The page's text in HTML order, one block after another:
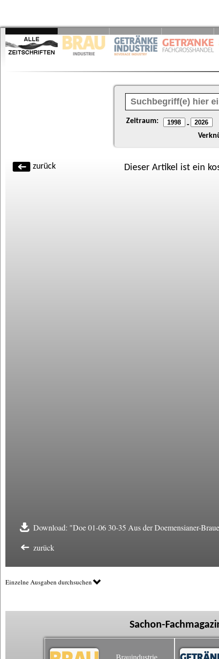
Zeitraum: -
zurück Dieser Artikel ist ein
Download: "Doe 01-06 30-35 Aus der Doemensianer-
zurück
Einzelne Ausgaben durchsuchen
Sachon-
Brauindustrie